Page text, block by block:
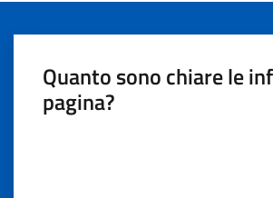
Quanto sono chiare le
pagina?